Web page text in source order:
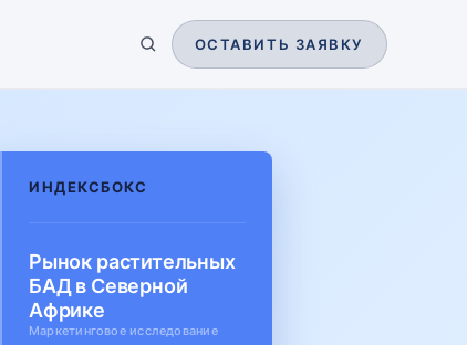
ОСТАВИТЬ ЗАЯВКУ
ИНДЕКСБОКС
Рынок растительных
БАД в Северной
Африке
Маркетинговое исследование